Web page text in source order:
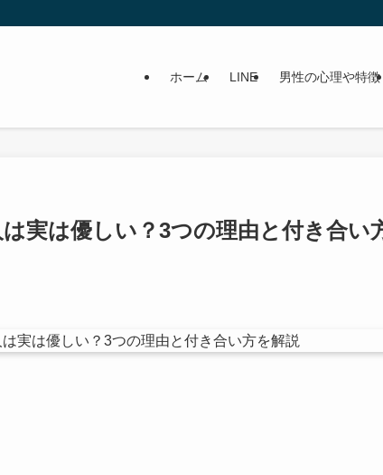
ホーム LINE 男性の心理や特徴
は実は優しい？3つの理由と付き合い